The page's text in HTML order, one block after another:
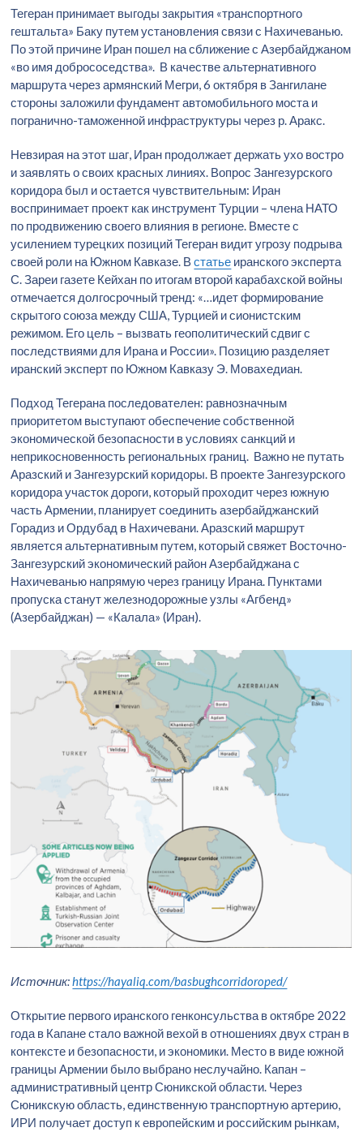
Тегеран принимает выгоды закрытия «транспортного
гештальта» Баку путем установления связи с Нахичеванью.
По этой причине Иран пошел на сближение с Азербайджаном
«во имя добрососедства». В качестве альтернативного
маршрута через армянский Мегри, 6 октября в Зангилане
стороны заложили фундамент автомобильного моста и
погранично-таможенной инфраструктуры через р. Аракс.
Невзирая на этот шаг, Иран продолжает держать ухо востро
и заявлять о своих красных линиях. Вопрос Зангезурского
коридора был и остается чувствительным: Иран
воспринимает проект как инструмент Турции – члена НАТО
по продвижению своего влияния в регионе. Вместе с
усилением турецких позиций Тегеран видит угрозу подрыва
своей роли на Южном Кавказе. Встатье иранского эксперта
С. Зареи газете Кейхан по итогам второй карабахской войны
отмечается долгосрочный тренд: «…идет формирование
скрытого союза между США, Турцией и сионистским
режимом. Его цель – вызвать геополитический сдвиг с
последствиями для Ирана и России». Позицию разделяет
иранский эксперт по Южном Кавказу Э. Мовахедиан.
Подход Тегерана последователен: равнозначным
приоритетом выступают обеспечение собственной
экономической безопасности в условиях санкций и
неприкосновенность региональных границ. Важно не путать
Аразский и Зангезурский коридоры. В проекте Зангезурского
коридора участок дороги, который проходит через южную
часть Армении, планирует соединить азербайджанский
Горадиз и Ордубад в Нахичевани. Аразский маршрут
является альтернативным путем, который свяжет Восточно-
Зангезурский экономический район Азербайджана с
Нахичеванью напрямую через границу Ирана. Пунктами
пропуска станут железнодорожные узлы «Агбенд»
(Азербайджан) — «Калала» (Иран).
Источник:https://hayaliq.com/basbughcorridoroped/
Открытие первого иранского генконсульства в октябре 2022
года в Капане стало важной вехой в отношениях двух стран в
контексте и безопасности, и экономики. Место в виде южной
границы Армении было выбрано неслучайно. Капан –
административный центр Сюникской области. Через
Сюникскую область, единственную транспортную артерию,
ИРИ получает доступ к европейским и российским рынкам,